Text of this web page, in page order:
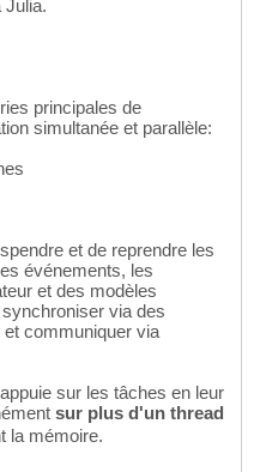
Julia.
principales de
simultanée et parallèle:
et de reprendre les
événements, les
et des modèles
via des
communiquer via
sur les tâches en leur
sur plus d'un thread
la mémoire.